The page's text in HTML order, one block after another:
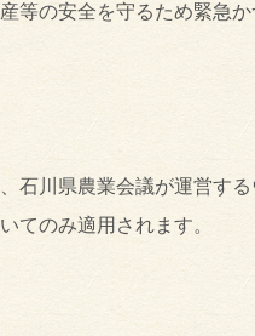
等の安全を守るため緊急
石川県農業会議が運営す
てのみ適用されます。